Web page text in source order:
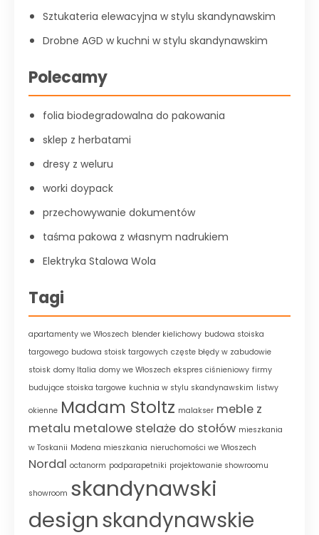
Sztukateria elewacyjna w stylu skandynawskim
Drobne AGD w kuchni w stylu skandynawskim
Polecamy
folia biodegradowalna do pakowania
sklep z herbatami
dresy z weluru
worki doypack
przechowywanie dokumentów
taśma pakowa z własnym nadrukiem
Elektryka Stalowa Wola
Tagi
apartamenty we Włoszech blender kielichowy budowa stoiska
targowego budowa stoisk targowych częste błędy w zabudowie
stoisk domy Italia domy we Włoszech ekspres ciśnieniowy firmy
budujące stoiska targowe kuchnia w stylu skandynawskim listwy
okienne Madam Stoltz malakser meble z
metalu metalowe stelaże do stołów mieszkania
w Toskanii Modena mieszkania nieruchomości we Włoszech
Nordal octanorm podparapetniki projektowanie showroomu
showroom skandynawski
designskandynawskie